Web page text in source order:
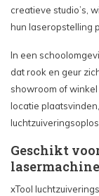
creatieve studio’s,
hun laseropstelling
In een
dat rook en geur
showroom of
locatie
Geschikt
xTool